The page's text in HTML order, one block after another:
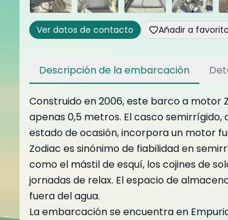
Ver datos de contacto Añadir a
Descripción de la embarcación
Construido en 2006, este barco a motor
apenas 0,5 metros. El casco
estado de ocasión, incorpora un motor
Zodiac es sinónimo de fiabilidad en
como el mástil de esquí, los cojines de
jornadas de relax. El espacio de
fuera del agua.
La embarcación se encuentra en